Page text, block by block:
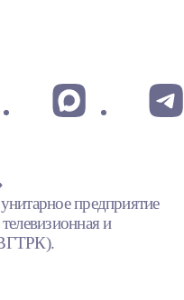
предприятие
и